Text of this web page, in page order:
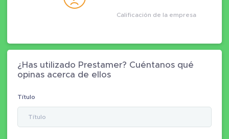
Calificación de la empresa
¿Has utilizado Prestamer? Cuéntanos qué
opinas acerca de ellos
Título